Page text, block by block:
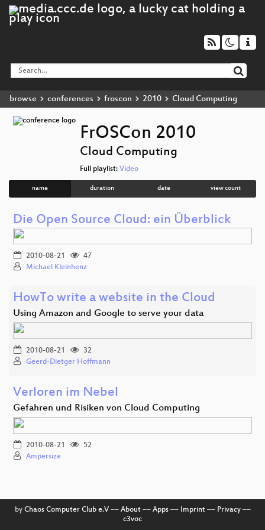
browse conferences froscon 2010 Cloud Computing
FrOSCon 2010
Cloud Computing
Full playlist: Video
name duration date view count
Die Open Source Cloud: ein Überblick
2010-08-21
47
Michael Kleinhenz
HowTo write a website in the Cloud
Using Amazon and Google to serve your data
2010-08-21
32
Geerd-Dietger Hoffmann
Verloren im Nebel
Gefahren und Risiken von Cloud Computing
2010-08-21
52
Ampersize
by Chaos Computer Club e.V–– About–– Apps–– Imprint–– Privacy––
c3voc